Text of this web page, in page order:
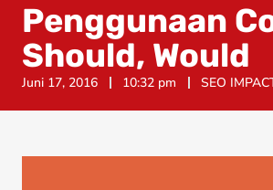
Penggunaan
Should, Would
Juni 17, 2016 10:32 pm SEO